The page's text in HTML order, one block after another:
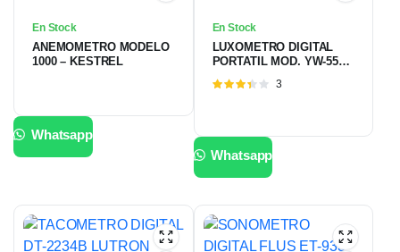
En Stock
ANEMOMETRO MODELO
1000 – KESTREL
Whatsapp
En Stock
LUXOMETRO DIGITAL
PORTATIL MOD. YW-552
Valorado
3
Whatsapp